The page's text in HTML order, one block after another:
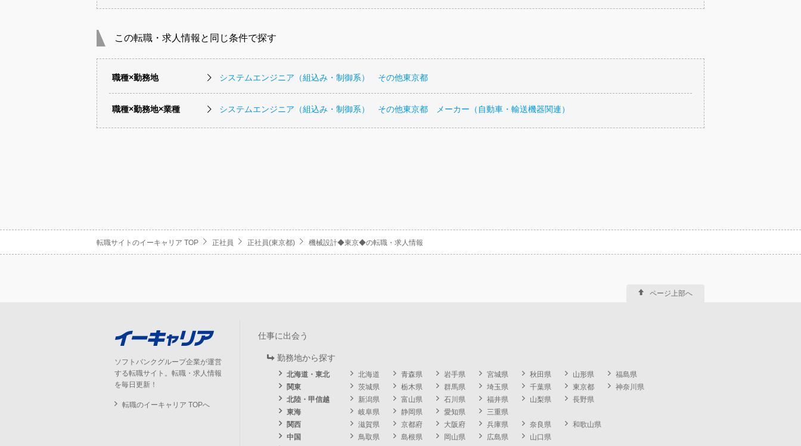
この転職・求人情報と同じ条件で探す
職種×勤務地 システムエンジニア（組込み・制御系） その他東京都
職種×勤務地×業種 システムエンジニア（組込み・制御系） その他東京都 メーカー（自動車・輸送機器関連）
転職サイトのイーキャリア TOP 正社員 正社員(東京都) 機械設計◆東京◆の転職・求人情報
ソフトバンクグループ企業が運営
する転職サイト。転職・求人情報
を毎日更新！
転職のイーキャリア TOPへ
仕事に出会う
勤務地から探す
北海道・東北 北海道 青森県 岩手県 宮城県 秋田県 山形県
福島県
関東
茨城県 栃木県 群馬県 埼玉県 千葉県 東京都
神奈川県
北陸・甲信越
新潟県 富山県 石川県 福井県 山梨県
長野県
東海
岐阜県 静岡県 愛知県
三重県
関西
滋賀県 京都府 大阪府 兵庫県 奈良県
和歌山県
中国
鳥取県 島根県 岡山県 広島県
山口県
ページ上部へ